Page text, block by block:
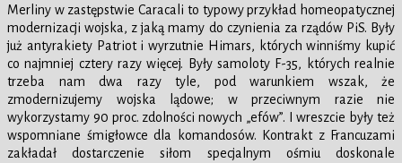
Merliny w zastępstwie Caracali to typowy przykład homeopatycznej
modernizacji wojska, z jaką mamy do czynienia za rządów PiS. Były
już antyrakiety Patriot i wyrzutnie Himars, których winniśmy kupić
co najmniej cztery razy więcej. Były samoloty F-35, których realnie
trzeba nam dwa razy tyle, pod warunkiem wszak, że
zmodernizujemy wojska lądowe; w przeciwnym razie nie
wykorzystamy 90 proc. zdolności nowych „efów”. I wreszcie były też
wspomniane śmigłowce dla komandosów. Kontrakt z Francuzami
zakładał dostarczenie siłom specjalnym ośmiu doskonale